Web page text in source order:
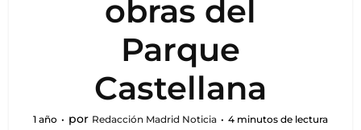
obras del
Parque
Castellana
1 año por Redacción Madrid Noticia 4 minutos de lectura